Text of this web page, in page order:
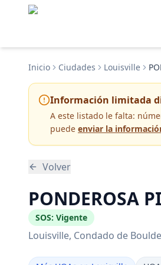
Inicio Ciudades Louisville
Información limitada
A este listado le falta:
puede enviar la
Volver
PONDEROSA
SOS: Vigente
Louisville, Condado de